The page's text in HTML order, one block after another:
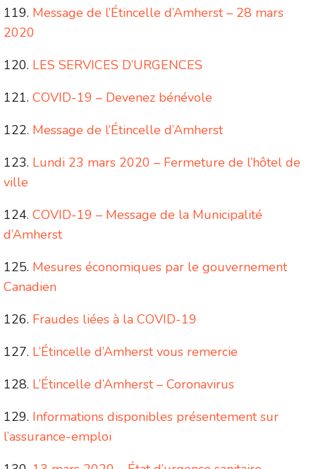
Message de l’Étincelle d’Amherst – 28 mars
2020
LES SERVICES D’URGENCES
COVID-19 – Devenez bénévole
Message de l’Étincelle d’Amherst
Lundi 23 mars 2020 – Fermeture de l’hôtel de
ville
COVID-19 – Message de la Municipalité
d’Amherst
Mesures économiques par le gouvernement
Canadien
Fraudes liées à la COVID-19
L’Étincelle d’Amherst vous remercie
L’Étincelle d’Amherst – Coronavirus
Informations disponibles présentement sur
l’assurance-emploi